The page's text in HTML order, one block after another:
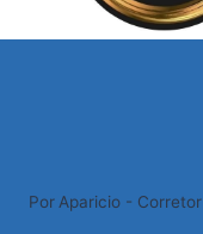
Por Aparicio - Corretor